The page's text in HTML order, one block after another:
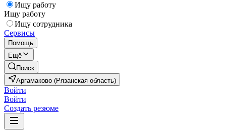
Ищу работу
Ищу работу
Ищу сотрудника
Сервисы
Помощь
Ещё
Поиск
Аргамаково (Рязанская область)
Войти
Войти
Создать резюме